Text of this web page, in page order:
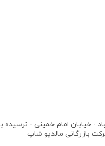
- خیابان امام خمینی - نرسیده
بازرگانی مالدیو شاپ